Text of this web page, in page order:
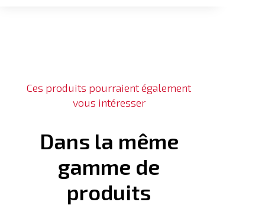
Ces produits pourraient également
vous intéresser
Dans la même
gamme de
produits